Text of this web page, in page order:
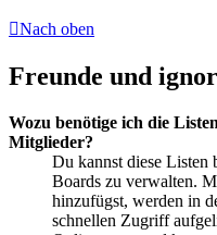
Nach oben
Freunde und
Wozu benötige ich die
Mitglieder?
Du kannst diese Listen
Boards zu verwalten.
hinzufügst, werden in
schnellen Zugriff